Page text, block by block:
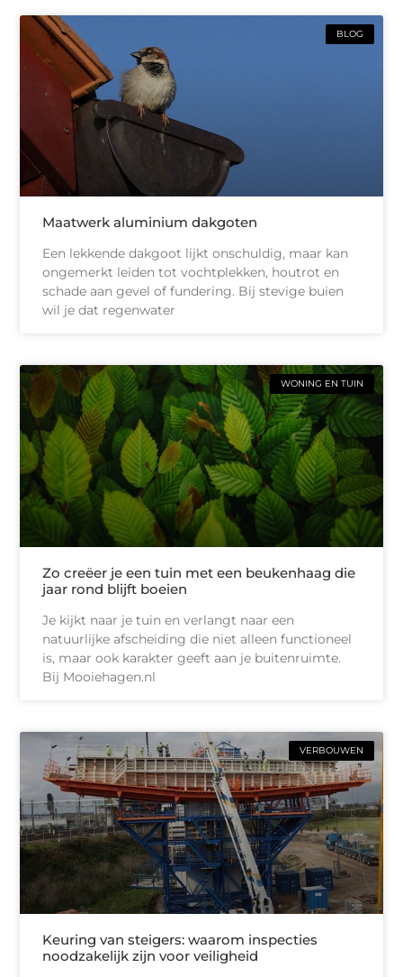
BLOG
Maatwerk aluminium dakgoten
Een lekkende dakgoot lijkt onschuldig, maar kan
ongemerkt leiden tot vochtplekken, houtrot en
schade aan gevel of fundering. Bij stevige buien
wil je dat regenwater
WONING EN TUIN
Zo creëer je een tuin met een beukenhaag die
jaar rond blijft boeien
Je kijkt naar je tuin en verlangt naar een
natuurlijke afscheiding die niet alleen functioneel
is, maar ook karakter geeft aan je buitenruimte.
Bij Mooiehagen.nl
VERBOUWEN
Keuring van steigers: waarom inspecties
noodzakelijk zijn voor veiligheid